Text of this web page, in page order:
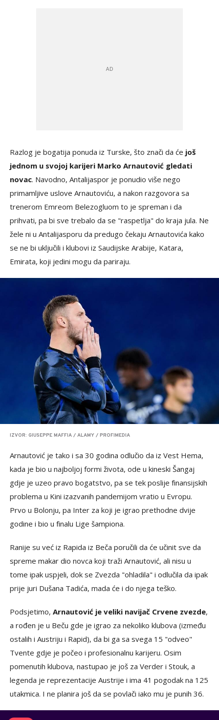
Razlog je bogatija ponuda iz Turske, što znači da će još
jednom u svojoj karijeri Marko Arnautović gledati
novac. Navodno, Antalijaspor je ponudio više nego
primamljive uslove Arnautoviću, a nakon razgovora sa
trenerom Emreom Belezogluom to je spreman i da
prihvati, pa bi sve trebalo da se "raspetlja" do kraja jula. Ne
žele ni u Antalijasporu da predugo čekaju Arnautovića kako
se ne bi uključili i klubovi iz Saudijske Arabije, Katara,
Emirata, koji jedini mogu da pariraju.
IZVOR: GIUSEPPE MAFFIA / ALAMY / PROFIMEDIA
Arnautović je tako i sa 30 godina odlučio da iz Vest Hema,
kada je bio u najboljoj formi života, ode u kineski Šangaj
gdje je uzeo pravo bogatstvo, pa se tek poslije finansijskih
problema u Kini izazvanih pandemijom vratio u Evropu.
Prvo u Bolonju, pa Inter za koji je igrao prethodne dvije
godine i bio u finalu Lige šampiona.
Ranije su već iz Rapida iz Beča poručili da će učinit sve da
spreme makar dio novca koji traži Arnautović, ali nisu u
tome ipak uspjeli, dok se Zvezda "ohladila" i odlučila da ipak
prije juri Dušana Tadića, mada će i do njega teško.
Podsjetimo, Arnautović je veliki navijač Crvene zvezde,
a rođen je u Beču gde je igrao za nekoliko klubova (između
ostalih i Austriju i Rapid), da bi ga sa svega 15 "odveo"
Tvente gdje je počeo i profesionalnu karijeru. Osim
pomenutih klubova, nastupao je još za Verder i Stouk, a
legenda je reprezentacije Austrije i ima 41 pogodak na 125
utakmica. I ne planira još da se povlači iako mu je punih 36.